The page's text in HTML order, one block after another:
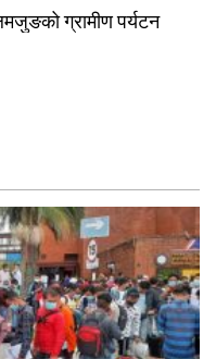
ग्रामीण पर्यटन